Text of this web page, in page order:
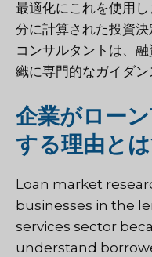
最適化にこれを使用
分に計算された投資決
コンサルタントは、
織に専門的なガイダン
企業がロー
する理由と
Loan market
businesses in the
services sector
understand